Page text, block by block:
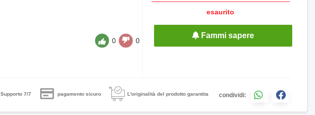
0 0
esaurito
Fammi sapere
Supporto 7/7 pagamento sicuro L'originalità del prodotto garantita condividi: